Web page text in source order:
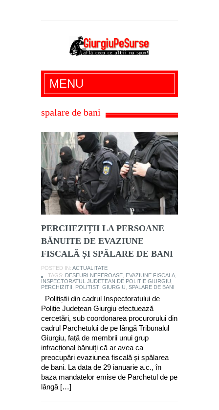
Giurgiu Pe Surse – actualitate giurgiu,
administratie giurgiu, stiri politice, social
economic, editoriale giurgiu, dezvaluiri,
MENU
spalare de bani
PERCHEZIȚII LA PERSOANE
BĂNUITE DE EVAZIUNE
FISCALĂ ȘI SPĂLARE DE BANI
POSTED IN: ACTUALITATE
TAGS: DESEURI NEFEROASE EVAZIUNE FISCALA
INSPECTORATUL JUDETEAN DE POLITIE GIURGIU
PERCHIZITII
POLITISTI GIURGIU SPALARE DE BANI
Polițiștii din cadrul Inspectoratului de
Poliție Județean Giurgiu efectuează
cercetări, sub coordonarea procurorului din
cadrul Parchetului de pe lângă Tribunalul
Giurgiu, față de membrii unui grup
infracțional bănuiți că ar avea ca
preocupări evaziunea fiscală și spălarea
de bani. La data de 29 ianuarie a.c., în
baza mandatelor emise de Parchetul de pe
lângă […]